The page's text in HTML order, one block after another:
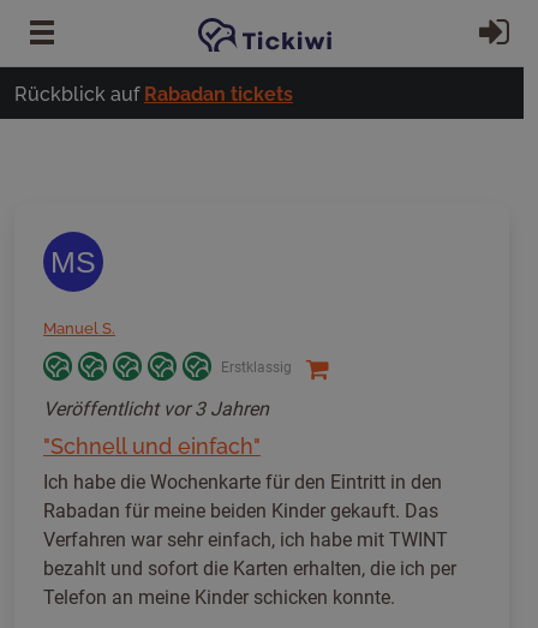
Zum Hauptinhalt springen
Rückblick auf Rabadan tickets
MS
Manuel S.
Erstklassig
Veröffentlicht vor 3 Jahren
"Schnell und einfach"
Ich habe die Wochenkarte für den Eintritt in den
Rabadan für meine beiden Kinder gekauft. Das
Verfahren war sehr einfach, ich habe mit TWINT
bezahlt und sofort die Karten erhalten, die ich per
Telefon an meine Kinder schicken konnte.